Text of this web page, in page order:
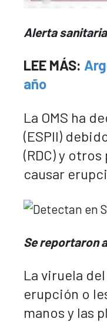
Alerta
LEE MÁS:
año
La OMS ha
(ESPII)
(RDC) y
causar
Se reportaron
La viruela
erupción o
manos y las